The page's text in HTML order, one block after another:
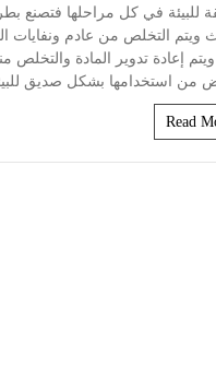
للبيئة في كل مراحلها فتصنع
ويتم التخلص من عادم ونفايات
ويتم إعادة تدوير المادة والتخلص
من استخدامها بشكل صديق
Read